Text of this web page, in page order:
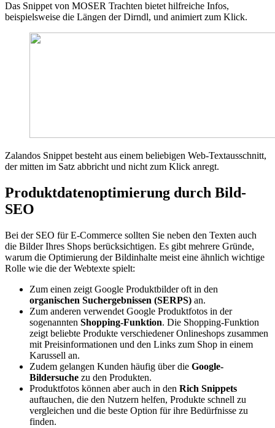
Das Snippet von MOSER Trachten bietet hilfreiche Infos,
beispielsweise die Längen der Dirndl, und animiert zum Klick.
Zalandos Snippet besteht aus einem beliebigen Web-Textausschnitt,
der mitten im Satz abbricht und nicht zum Klick anregt.
Produktdaten­optimierung durch Bild-
SEO
Bei der SEO für E-Commerce sollten Sie neben den Texten auch
die Bilder Ihres Shops berücksichtigen. Es gibt mehrere Gründe,
warum die Optimierung der Bildinhalte meist eine ähnlich wichtige
Rolle wie die der Webtexte spielt:
Zum einen zeigt Google Produktbilder oft in den
organischen Suchergebnissen (SERPS) an.
Zum anderen verwendet Google Produktfotos in der
sogenannten Shopping-Funktion. Die Shopping-Funktion
zeigt beliebte Produkte verschiedener Onlineshops zusammen
mit Preisinformationen und den Links zum Shop in einem
Karussell an.
Zudem gelangen Kunden häufig über die Google-
Bildersuche zu den Produkten.
Produktfotos können aber auch in den Rich Snippets
auftauchen, die den Nutzern helfen, Produkte schnell zu
vergleichen und die beste Option für ihre Bedürfnisse zu
finden.